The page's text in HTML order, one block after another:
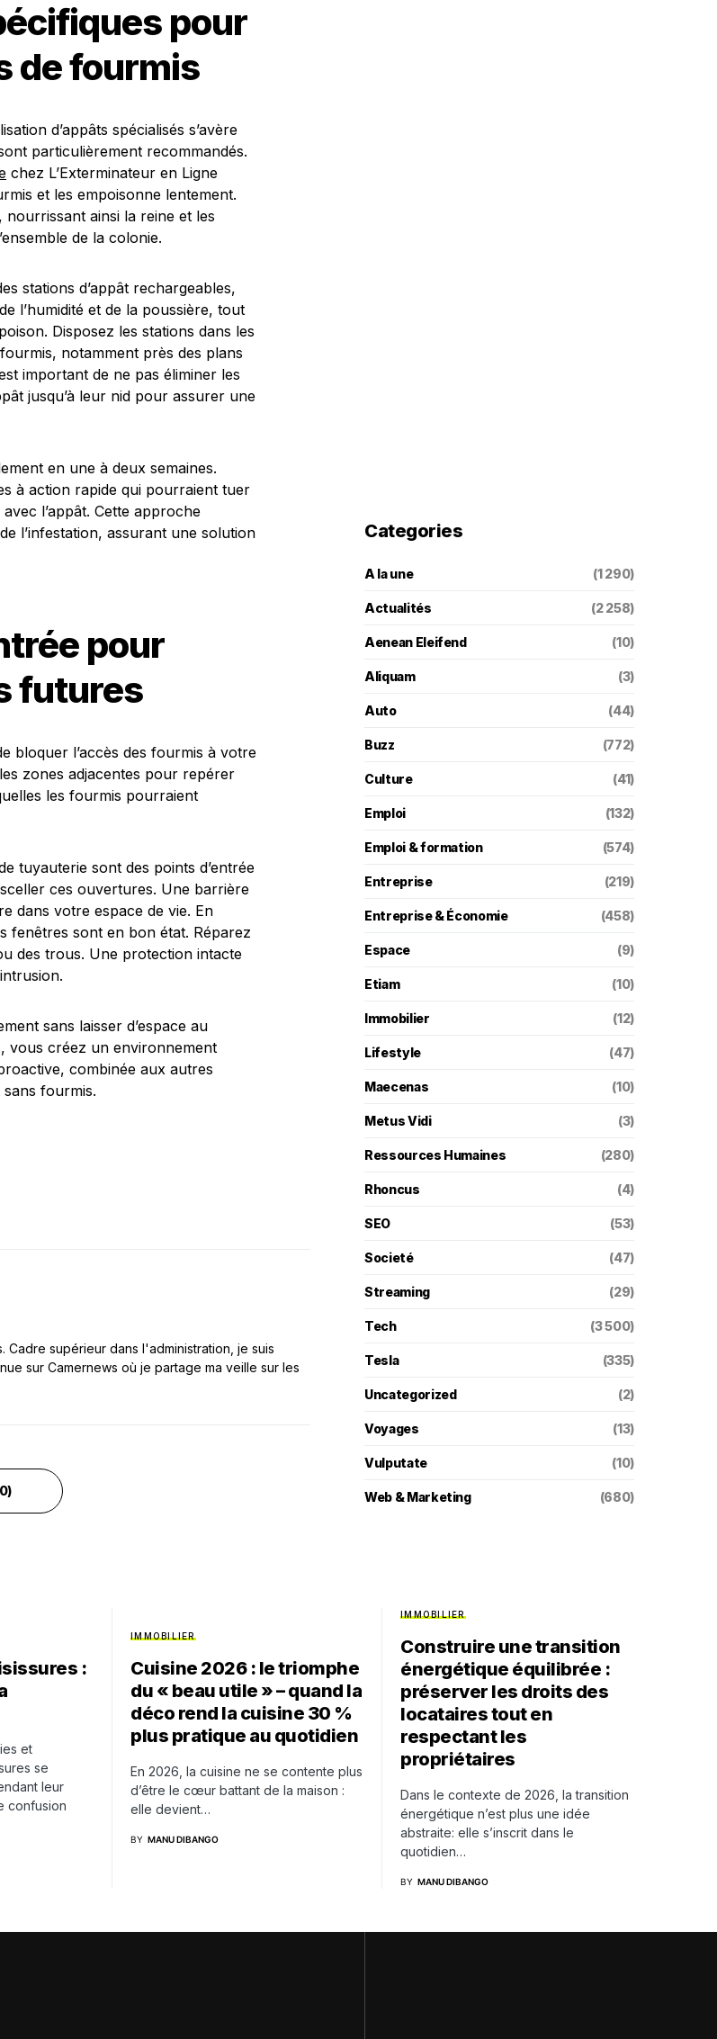
pour
de fourmis
d’appâts spécialisés s’avère
particulièrement recommandés.
chez L’Exterminateur en Ligne
et les empoisonne lentement.
nourrissant ainsi la reine et les
de la colonie.
stations d’appât rechargeables,
l’humidité et de la poussière, tout
Disposez les stations dans les
notamment près des plans
important de ne pas éliminer les
jusqu’à leur nid pour assurer une
en une à deux semaines.
à action rapide qui pourraient tuer
l’appât. Cette approche
l’infestation, assurant une solution
pour
futures
bloquer l’accès des fourmis à votre
zones adjacentes pour repérer
les fourmis pourraient
tuyauterie sont des points d’entrée
ces ouvertures. Une barrière
dans votre espace de vie. En
fenêtres sont en bon état. Réparez
des trous. Une protection intacte
sans laisser d’espace au
vous créez un environnement
combinée aux autres
fourmis.
supérieur dans l'administration, je suis
sur Camernews où je partage ma veille sur les
Categories
A la une (1 290)
Actualités (2 258)
Aenean Eleifend (10)
Aliquam (3)
Auto (44)
Buzz (772)
Culture (41)
Emploi (132)
Emploi & formation (574)
Entreprise (219)
Entreprise & Économie (458)
Espace (9)
Etiam (10)
Immobilier (12)
Lifestyle (47)
Maecenas (10)
Metus Vidi (3)
Ressources Humaines (280)
Rhoncus (4)
SEO (53)
Societé (47)
Streaming (29)
Tech (3 500)
Tesla (335)
Uncategorized (2)
Voyages (13)
Vulputate (10)
Web & Marketing (680)
:
et
se
leur
confusion
IMMOBILIER
Cuisine 2026 : le triomphe
du « beau utile » – quand la
déco rend la cuisine 30 %
plus pratique au quotidien
En 2026, la cuisine ne se contente plus
d’être le cœur battant de la maison :
elle devient…
BY MANU DIBANGO
IMMOBILIER
Construire une transition
énergétique équilibrée :
préserver les droits des
locataires tout en
respectant les
propriétaires
Dans le contexte de 2026, la transition
énergétique n’est plus une idée
abstraite: elle s’inscrit dans le
quotidien…
BY MANU DIBANGO